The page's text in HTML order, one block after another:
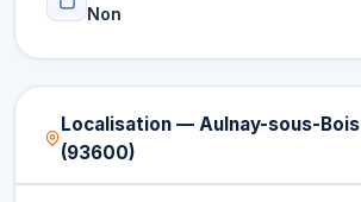
Non
Localisation — Aulnay-sous-Bois
(93600)